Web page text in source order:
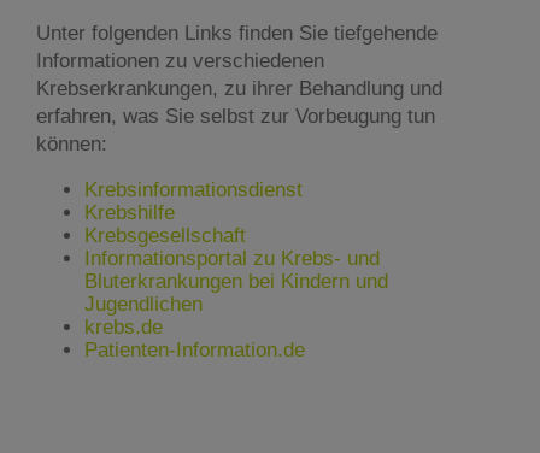
Unter folgenden Links finden Sie tiefgehende
Informationen zu verschiedenen
Krebserkrankungen, zu ihrer Behandlung und
erfahren, was Sie selbst zur Vorbeugung tun
können:
Krebsinformationsdienst
Krebshilfe
Krebsgesellschaft
Informationsportal zu Krebs- und
Bluterkrankungen bei Kindern und
Jugendlichen
krebs.de
Patienten-Information.de